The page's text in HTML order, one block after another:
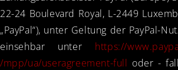
22-24 Boulevard Royal, L-2449
„PayPal“), unter Geltung der PayPal-
einsehbar unter https://
/mpp/ua/useragreement-full oder -